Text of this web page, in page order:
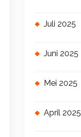
Juli 2025
Juni 2025
Mei 2025
April 2025